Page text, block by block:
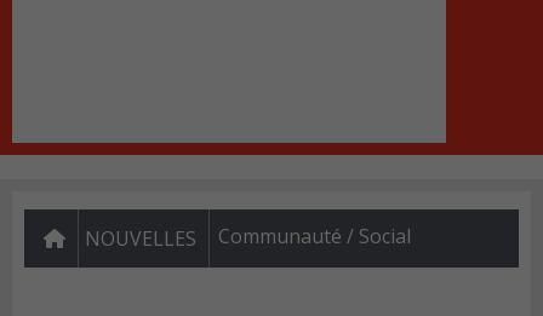
NOUVELLES Communauté / Social